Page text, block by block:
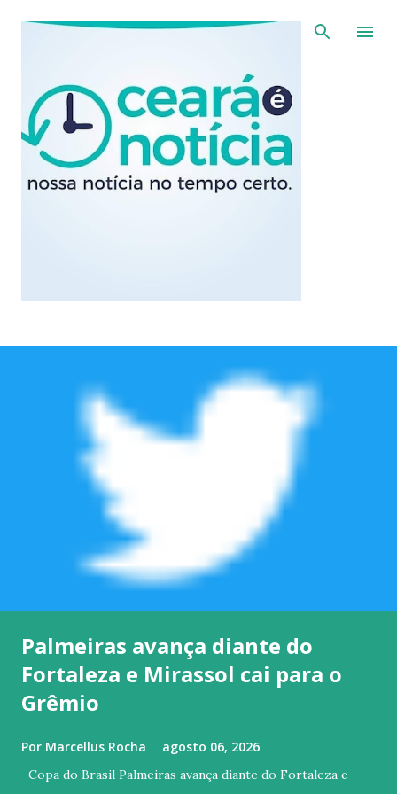
Pular para o conteúdo principal
Palmeiras avança diante do
Fortaleza e Mirassol cai para o
Grêmio
Por Marcellus Rocha agosto 06, 2026
Copa do Brasil Palmeiras avança diante do Fortaleza e